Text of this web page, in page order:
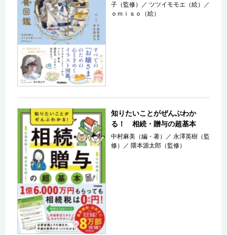
子（監修）
／ ツツイモモエ（絵）
／
ｏｍｉｓｏ（絵）
知りたいことがぜんぶわか
る！ 相続・贈与の超基本
中村麻美（編・著） ／永澤英樹（監
修）
／隈本源太郎（監修）